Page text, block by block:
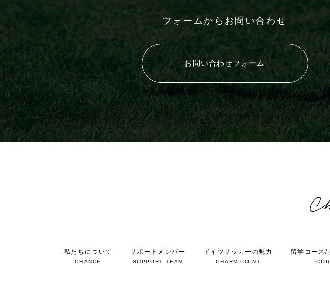
フォームからお問い合わせ
お問い合わせフォーム
私たちについて
CHANCE
サポートメンバー
SUPPORT TEAM
ドイツサッカーの魅力
CHARM POINT
留学コース/